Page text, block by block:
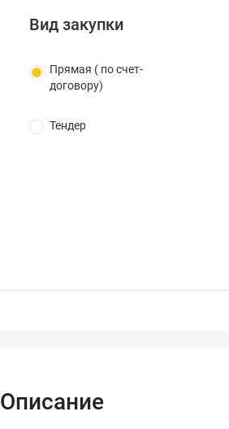
Описание
Вид закупки
Прямая ( по счет-
договору)
Тендер